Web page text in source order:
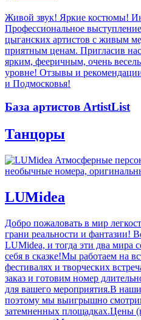
Живой звук! Яркие костюмы!
Профессиональное
цыганских артистов с живым
приятным ценам. Пригласив
ярким, фееричным, очень
уровне! Отзывы и
и Подмосковья!
База артистов ArtistList
Танцоры
необычные номера,
LUMidea
Добро пожаловать в мир
грани реальности и фантазии!
LUMidea, и тогда эти два мира
себя в сказке!Мы работаем на
фестивалях и творческих
заказ и готовим номер
для вашего мероприятия.В
поэтому мы выигрышно
затемненных площадках.Цены